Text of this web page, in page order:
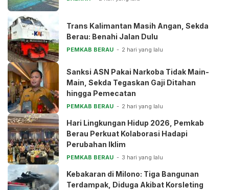
Trans Kalimantan Masih Angan, Sekda
Berau: Benahi Jalan Dulu
PEMKAB BERAU 2 hari yang lalu
Sanksi ASN Pakai Narkoba Tidak Main-
Main, Sekda Tegaskan Gaji Ditahan
hingga Pemecatan
PEMKAB BERAU 2 hari yang lalu
Hari Lingkungan Hidup 2026, Pemkab
Berau Perkuat Kolaborasi Hadapi
Perubahan Iklim
PEMKAB BERAU 3 hari yang lalu
Kebakaran di Milono: Tiga Bangunan
Terdampak, Diduga Akibat Korsleting